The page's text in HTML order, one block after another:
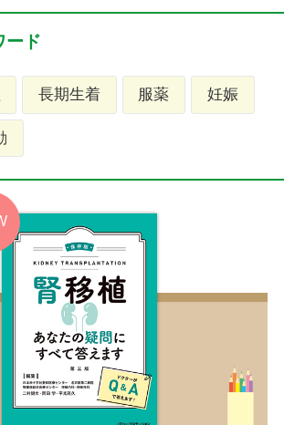
ード
長期生着 服薬 妊娠